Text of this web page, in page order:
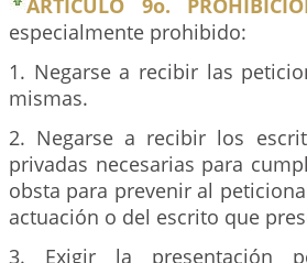
ARTÍCULO 9o.
especialmente prohibido:
1. Negarse a recibir las
mismas.
2. Negarse a recibir los
privadas necesarias para
obsta para prevenir al
actuación o del escrito que
3. Exigir la presentación